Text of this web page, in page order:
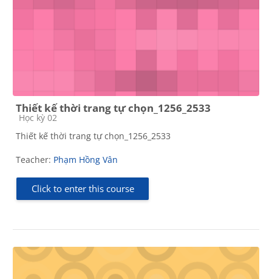
Thiết kế thời trang tự chọn_1256_2533
Course category
Học kỳ 02
Thiết kế thời trang tự chọn_1256_2533
Teacher: Phạm Hồng Vân
Click to enter this course